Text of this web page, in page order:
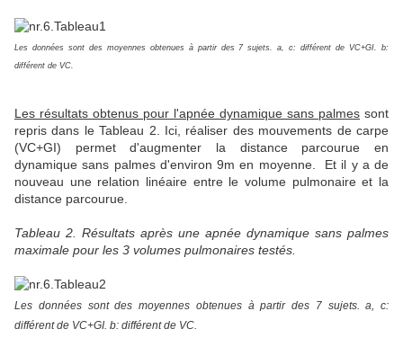
Les données sont des moyennes obtenues à partir des 7 sujets. a, c: différent de VC+GI. b:
différent de VC.
Les résultats obtenus pour l'apnée dynamique sans palmes sont
repris dans le Tableau 2. Ici, réaliser des mouvements de carpe
(VC+GI) permet d'augmenter la distance parcourue en
dynamique sans palmes d'environ 9m en moyenne. Et il y a de
nouveau une relation linéaire entre le volume pulmonaire et la
distance parcourue.
Tableau 2. Résultats après une apnée dynamique sans palmes
maximale pour les 3 volumes pulmonaires testés.
Les données sont des moyennes obtenues à partir des 7 sujets. a, c:
différent de VC+GI. b: différent de VC.